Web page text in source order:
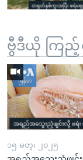
ဗွီဒီယို ကြည့်
၁၅ မတ္၊ ၂၀၂၅